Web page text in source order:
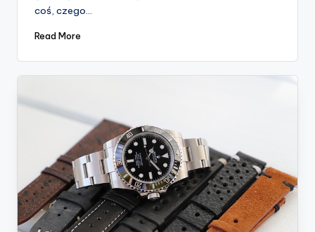
coś, czego…
Read More